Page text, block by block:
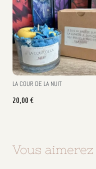
LA COUR DE LA NUIT
20,00 €
Vous